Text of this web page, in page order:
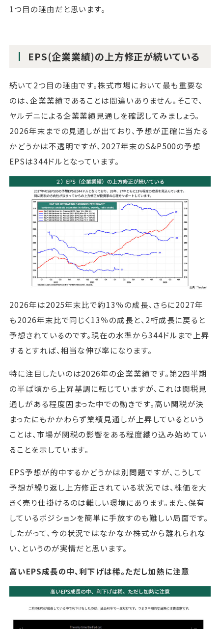
1つ目の理由だと思います。
EPS(企業業績)の上方修正が続いている
続いて2つ目の理由です。株式市場において最も重要な
のは、企業業績であることは間違いありません。そこで、
ヤルデニによる企業業績見通しを確認してみましょう。
2026年末までの見通しが出ており、予想が正確に当たる
かどうかは不透明ですが、2027年末のS&P500の予想
EPSは344ドルとなっています。
2026年は2025年末比で約13％の成長、さらに2027年
も2026年末比で同じく13％の成長と、2桁成長に戻ると
予想されているのです。現在の水準から344ドルまで上昇
するとすれば、相当な伸び率になります。
特に注目したいのは2026年の企業業績です。第2四半期
の半ば頃から上昇基調に転じていますが、これは関税見
通しがある程度固まった中での動きです。高い関税が決
まったにもかかわらず業績見通しが上昇しているという
ことは、市場が関税の影響をある程度織り込み始めてい
ることを示しています。
EPS予想が的中するかどうかは別問題ですが、こうして
予想が繰り返し上方修正されている状況では、株価を大
きく売り仕掛けるのは難しい環境にあります。また、保有
しているポジションを簡単に手放すのも難しい局面です。
したがって、今の状況ではなかなか株式から離れられな
い、というのが実情だと思います。
高いEPS成長の中、利下げは稀。ただし加熱に注意